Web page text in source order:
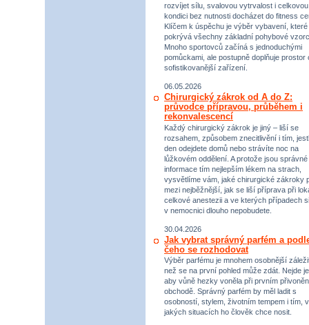
rozvíjet sílu, svalovou vytrvalost i celkovou
kondici bez nutnosti docházet do fitness
Klíčem k úspěchu je výběr vybavení, které
pokrývá všechny základní pohybové
Mnoho sportovců začíná s jednoduchými
pomůckami, ale postupně doplňuje prostor
sofistikovanější zařízení.
06.05.2026
Chirurgický zákrok od A do Z:
průvodce přípravou, průběhem i
rekonvalescencí
Každý chirurgický zákrok je jiný – liší se
rozsahem, způsobem znecitlivění i tím,
den odejdete domů nebo strávíte noc na
lůžkovém oddělení. A protože jsou správné
informace tím nejlepším lékem na strach,
vysvětlíme vám, jaké chirurgické zákroky
mezi nejběžnější, jak se liší příprava při
celkové anestezii a ve kterých případech si
v nemocnici dlouho nepobudete.
30.04.2026
Jak vybrat správný parfém a
čeho se rozhodovat
Výběr parfému je mnohem osobnější
než se na první pohled může zdát. Nejde
aby vůně hezky voněla při prvním
obchodě. Správný parfém by měl ladit s
osobností, stylem, životním tempem i tím, v
jakých situacích ho člověk chce nosit.